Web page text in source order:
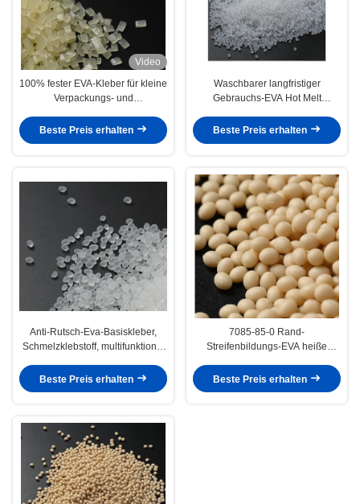
Video
100% fester EVA-Kleber für kleine
Verpackungs- und
Beste Preis erhalten
Waschbarer langfristiger
Gebrauchs-EVA Hot Melt
Kleber
Beste Preis erhalten
Anti-Rutsch-Eva-Basiskleber,
Schmelzklebstoff, multifunktional
Beste Preis erhalten
7085-85-0 Rand-
Streifenbildungs-EVA heiße
Beste Preis erhalten